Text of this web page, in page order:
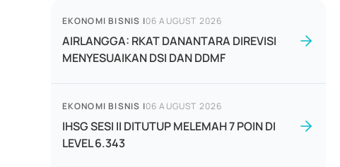
EKONOMI BISNIS |06 AUGUST 2026
AIRLANGGA: RKAT DANANTARA DIREVISI
MENYESUAIKAN DSI DAN DDMF
EKONOMI BISNIS |06 AUGUST 2026
IHSG SESI II DITUTUP MELEMAH 7 POIN DI
LEVEL 6.343